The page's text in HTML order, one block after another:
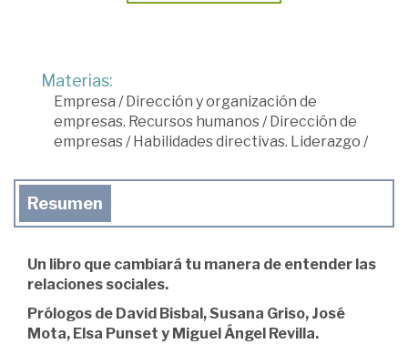
Materias:
Empresa /Dirección y organización de
empresas. Recursos humanos/Dirección de
empresas/Habilidades directivas. Liderazgo /
Resumen
Un libro que cambiará tu manera de entender las
relaciones sociales.
Prólogos de David Bisbal, Susana Griso, José
Mota, Elsa Punset y Miguel Ángel Revilla.